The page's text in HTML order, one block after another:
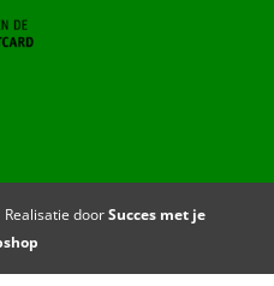
Realisatie doorSucces met je